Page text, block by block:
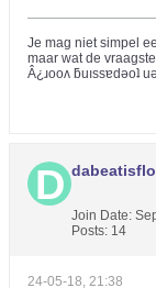
Je mag niet simpel
maar wat de
Â¿ɹooʌ ƃuıssɐdǝoʇ
dabeatisflo
Join Date:
Posts: 14
24-05-18, 21:38